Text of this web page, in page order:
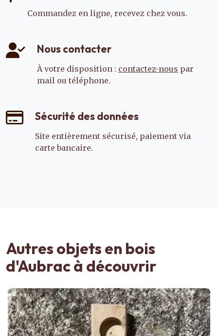
Commandez en ligne, recevez chez vous.
Nous contacter
À votre disposition : contactez-nous par
mail ou téléphone.
Sécurité des données
Site entièrement sécurisé, paiement via
carte bancaire.
Autres objets en bois
d'Aubrac à découvrir